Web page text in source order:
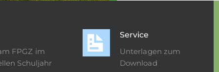
FPGZ im
Schuljahr
Service
Unterlagen zum
Download